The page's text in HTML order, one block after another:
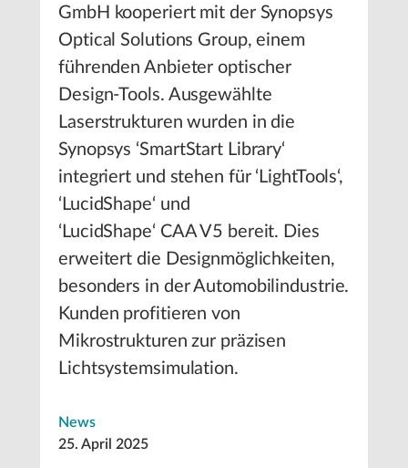
GmbH kooperiert mit der Synopsys
Optical Solutions Group, einem
führenden Anbieter optischer
Design-Tools. Ausgewählte
Laserstrukturen wurden in die
Synopsys ‘SmartStart Library‘
integriert und stehen für ‘LightTools‘,
‘LucidShape‘ und
‘LucidShape‘ CAA V5 bereit. Dies
erweitert die Designmöglichkeiten,
besonders in der Automobilindustrie.
Kunden profitieren von
Mikrostrukturen zur präzisen
Lichtsystemsimulation.
News
25. April 2025